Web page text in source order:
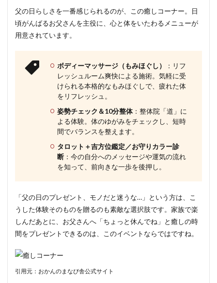
父の日らしさを一番感じられるのが、この癒しコーナー。日
頃がんばるお父さんを主役に、心と体をいたわるメニューが
用意されています。
ボディーマッサージ（もみほぐし）
：リフ
レッシュルーム爽快による施術。気軽に受
けられる本格的なもみほぐしで、疲れた体
をリフレッシュ。
姿勢チェック＆10分整体：整体院「道」に
よる体験。体のゆがみをチェックし、短時
間でバランスを整えます。
タロット＋吉方位鑑定／お守りカラー診
断 ：今の自分へのメッセージや運気の流れ
を知って、前向きな一歩を後押し。
「父の日のプレゼント、モノだと迷うな…」という方は、こ
うした体験そのものを贈るのも素敵な選択肢です。家族で楽
しんだあとに、お父さんへ「ちょっと休んでね」と癒しの時
間をプレゼントできるのは、このイベントならではですね。
引用元：おかんのまなび舎公式サイト